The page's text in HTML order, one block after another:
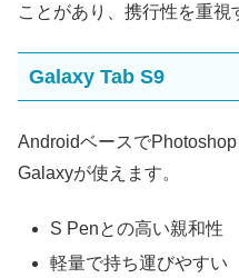
ことがあり、携行性を重視
Galaxy Tab S9
Androidベースで
Galaxyが使えます。
S Penとの高い親和性
軽量で持ち運びやすい